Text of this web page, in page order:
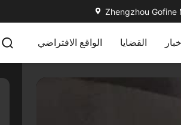
Zhengzhou Gofine
أخبار القضايا الواقع الافتراضي